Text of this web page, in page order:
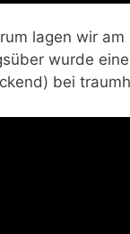
lagen wir
wurde
bei